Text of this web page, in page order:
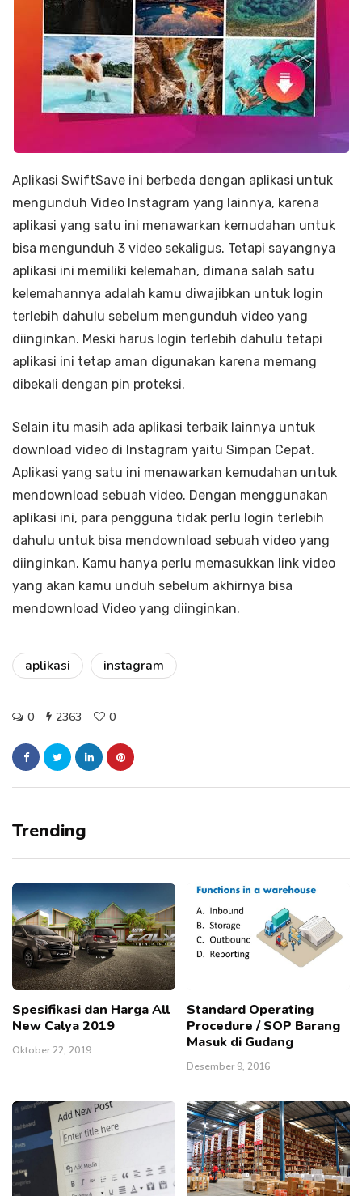
Aplikasi SwiftSave ini berbeda dengan aplikasi untuk
mengunduh Video Instagram yang lainnya, karena
aplikasi yang satu ini menawarkan kemudahan untuk
bisa mengunduh 3 video sekaligus. Tetapi sayangnya
aplikasi ini memiliki kelemahan, dimana salah satu
kelemahannya adalah kamu diwajibkan untuk login
terlebih dahulu sebelum mengunduh video yang
diinginkan. Meski harus login terlebih dahulu tetapi
aplikasi ini tetap aman digunakan karena memang
dibekali dengan pin proteksi.
Selain itu masih ada aplikasi terbaik lainnya untuk
download video di Instagram yaitu Simpan Cepat.
Aplikasi yang satu ini menawarkan kemudahan untuk
mendownload sebuah video. Dengan menggunakan
aplikasi ini, para pengguna tidak perlu login terlebih
dahulu untuk bisa mendownload sebuah video yang
diinginkan. Kamu hanya perlu memasukkan link video
yang akan kamu unduh sebelum akhirnya bisa
mendownload Video yang diinginkan.
aplikasi instagram
0 2363 0
Trending
Spesifikasi dan Harga All
New Calya 2019
Oktober 22, 2019
Standard Operating
Procedure / SOP Barang
Masuk di Gudang
Desember 9, 2016